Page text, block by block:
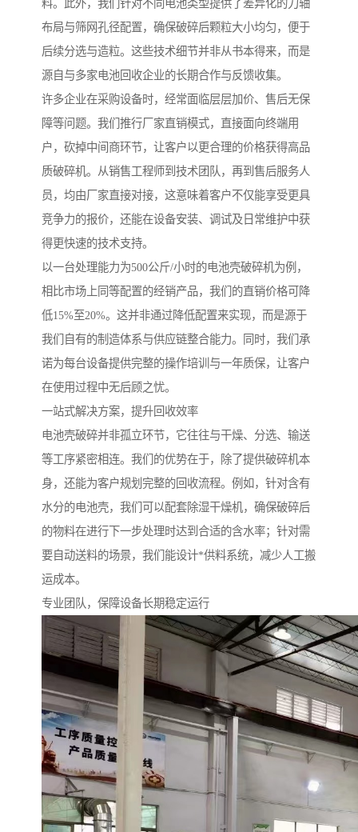
料。此外，我们针对不同电池类型提供了差异化的刀轴
布局与筛网孔径配置，确保破碎后颗粒大小均匀，便于
后续分选与造粒。这些技术细节并非从书本得来，而是
源自与多家电池回收企业的长期合作与反馈收集。
许多企业在采购设备时，经常面临层层加价、售后无保
障等问题。我们推行厂家直销模式，直接面向终端用
户，砍掉中间商环节，让客户以更合理的价格获得高品
质破碎机。从销售工程师到技术团队，再到售后服务人
员，均由厂家直接对接，这意味着客户不仅能享受更具
竞争力的报价，还能在设备安装、调试及日常维护中获
得更快速的技术支持。
以一台处理能力为500公斤/小时的电池壳破碎机为例，
相比市场上同等配置的经销产品，我们的直销价格可降
低15%至20%。这并非通过降低配置来实现，而是源于
我们自有的制造体系与供应链整合能力。同时，我们承
诺为每台设备提供完整的操作培训与一年质保，让客户
在使用过程中无后顾之忧。
一站式解决方案，提升回收效率
电池壳破碎并非孤立环节，它往往与干燥、分选、输送
等工序紧密相连。我们的优势在于，除了提供破碎机本
身，还能为客户规划完整的回收流程。例如，针对含有
水分的电池壳，我们可以配套除湿干燥机，确保破碎后
的物料在进行下一步处理时达到合适的含水率；针对需
要自动送料的场景，我们能设计*供料系统，减少人工搬
运成本。
专业团队，保障设备长期稳定运行